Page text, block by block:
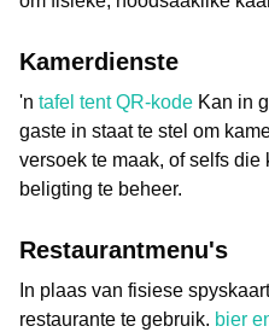
Kamerdienste
'n tafel tent QR-kode Kan in
gaste in staat te stel om
versoek te maak, of selfs die
beligting te beheer.
Restaurantmenu's
In plaas van fisiese
restaurante te gebruik. bier